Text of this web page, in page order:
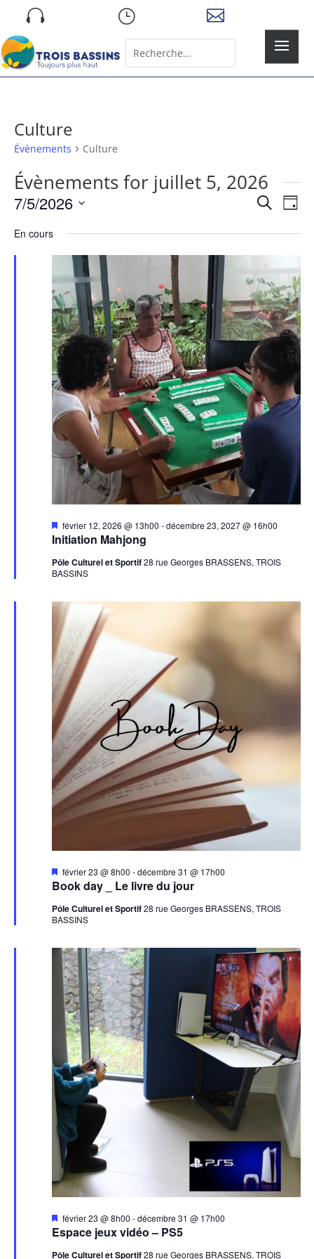
 } 
for...
Culture
Évènements Culture
Évènements for juillet 5, 2026
de
vues
Recherche
de
Jour
7/5/2026
une
date.
En cours
Initiation Mahjong
Mis
en
avant
février 12, 2026 @ 13h00 -décembre 23, 2027 @ 16h00
Pôle Culturel et Sportif28 rue Georges BRASSENS, TROIS
BASSINS
Book day _ Le livre du jour
Mis
en
avant
février 23 @ 8h00 -décembre 31 @ 17h00
Pôle Culturel et Sportif28 rue Georges BRASSENS, TROIS
BASSINS
Espace jeux vidéo – PS5
Mis
en
avant
février 23 @ 8h00 -décembre 31 @ 17h00
Pôle Culturel et Sportif28 rue Georges BRASSENS, TROIS